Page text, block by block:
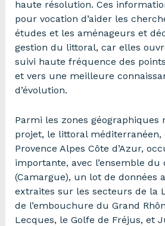
haute résolution. Ces
pour vocation d’aider les
études et les aménageurs et
gestion du littoral, car elles
suivi haute fréquence des
et vers une meilleure
d’évolution.
Parmi les zones géographiques
projet, le littoral méditerranéen,
Provence Alpes Côte d’Azur,
importante, avec l’ensemble du
(Camargue), un lot de données
extraites sur les secteurs de la
de l’embouchure du Grand
Lecques, le Golfe de Fréjus, et